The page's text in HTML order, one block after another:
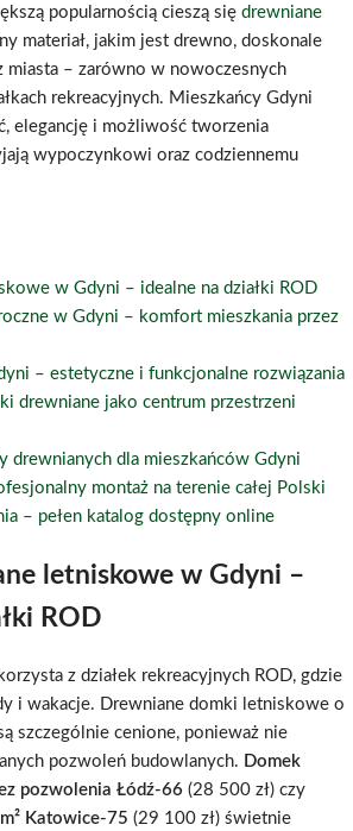
popularnością cieszą się drewniane
materiał, jakim jest drewno, doskonale
miasta – zarówno w nowoczesnych
rekreacyjnych. Mieszkańcy Gdyni
elegancję i możliwość tworzenia
wypoczynkowi oraz codziennemu
w Gdyni – idealne na działki ROD
w Gdyni – komfort mieszkania przez
– estetyczne i funkcjonalne rozwiązania
drewniane jako centrum przestrzeni
drewnianych dla mieszkańców Gdyni
montaż na terenie całej Polski
– pełen katalog dostępny online
letniskowe w Gdyni –
ROD
z działek rekreacyjnych ROD, gdzie
i wakacje. Drewniane domki letniskowe o
szczególnie cenione, ponieważ nie
pozwoleń budowlanych. Domek
pozwolenia Łódź-66 (28 500 zł) czy
Katowice-75 (29 100 zł) świetnie